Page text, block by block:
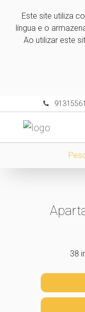
Este site utiliza
língua e o
Ao utilizar este
38